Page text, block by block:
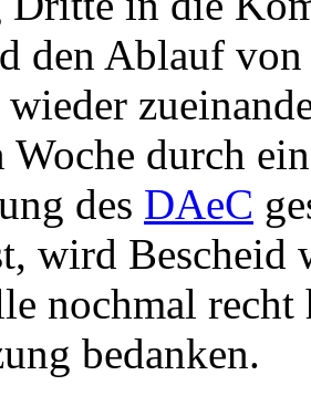
den Ablauf
wieder
Woche durch
des DAeC
wird Bescheid
nochmal
bedanken.